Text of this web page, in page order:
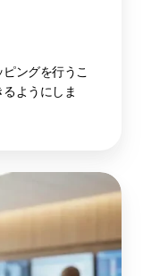
ングを行うこ
ようにしま